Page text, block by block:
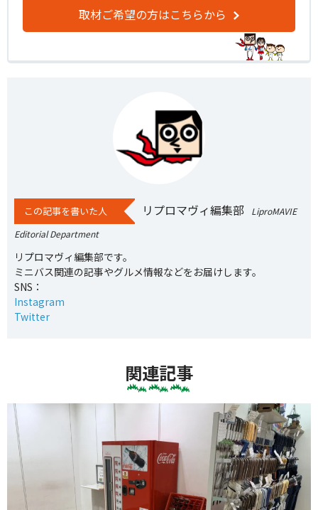
取材ご希望の方はこちらから
この記事を書いた人 リプロマヴィ編集部
LiproMAVIE
Editorial Department
リプロマヴィ編集部です。
ミニバス関連の記事やグルメ情報などをお届けします。
SNS：
Instagram
Twitter
関連記事